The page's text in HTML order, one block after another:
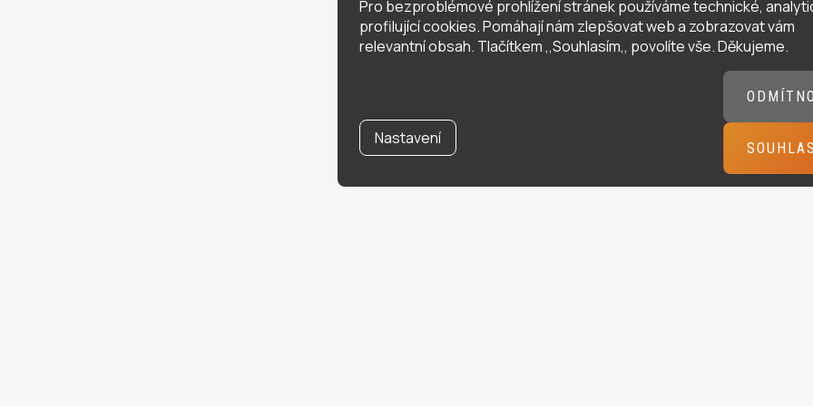
Pro bezproblémové prohlížení stránek používáme technické,
profilující cookies. Pomáhají nám zlepšovat web a zobrazovat vám
relevantní obsah. Tlačítkem ,,Souhlasím,, povolíte vše. Děkujeme.
Nastavení